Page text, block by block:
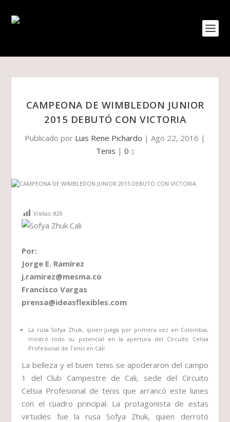
CAMPEONA DE WIMBLEDON JUNIOR
2015 DEBUTÓ CON VICTORIA
Publicado por Luis Rene Pichardo | Ago 22, 2016 |
Tenis | 0
Visitas: 829
Por:
Jorge E. Ramírez
j.ramirez@mesma.co
Francisco Vargas
prensa@ideasflexibles.com
La rusa Sofya Zhuk, quien juega por primera vez en Colombia,
mostró todo su potencial en la apertura del Circuito Celsia
Profesional de Tenis en Cali
La belleza y el buen tenis se apoderaron del campo
1 del Club Campestre de Cali, sede del Circuito
Celsia Profesional de tenis que arrancó este lunes
con el cuadro principal. La protagonista de estas
virtudes fue la rusa Sofya Zhuk, quien derrotó